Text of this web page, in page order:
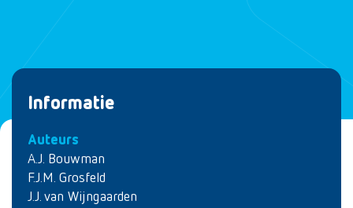
Informatie
Auteurs
A.J. Bouwman
F.J.M. Grosfeld
J.J. van Wijngaarden